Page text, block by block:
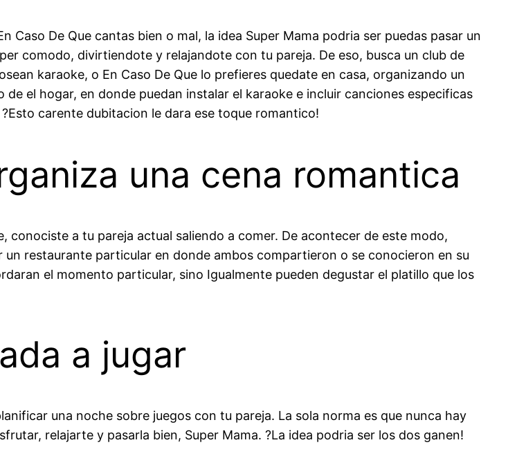
Caso De Que cantas bien o mal, la idea Super Mama podria ser puedas pasar un
comodo, divirtiendote y relajandote con tu pareja. De eso, busca un club de
karaoke, o En Caso De Que lo prefieres quedate en casa, organizando un
de el hogar, en donde puedan instalar el karaoke e incluir canciones especificas
carente dubitacion le dara ese toque romantico!
una cena romantica
conociste a tu pareja actual saliendo a comer. De acontecer de este modo,
un restaurante particular en donde ambos compartieron o se conocieron en su
el momento particular, sino Igualmente pueden degustar el platillo que los
a jugar
una noche sobre juegos con tu pareja. La sola norma es que nunca hay
relajarte y pasarla bien, Super Mama. ?La idea podria ser los dos ganen!